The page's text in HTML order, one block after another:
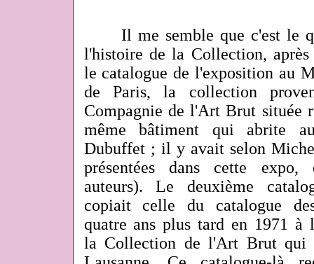
Il me semble que c'est le
l'histoire de la Collection,
le catalogue de l'exposition au
de Paris, la collection
Compagnie de l'Art Brut située
même bâtiment qui abrite
Dubuffet ; il y avait selon
présentées dans cette
auteurs). Le deuxième
copiait celle du catalogue
quatre ans plus tard en 1971 à
la Collection de l'Art Brut qui